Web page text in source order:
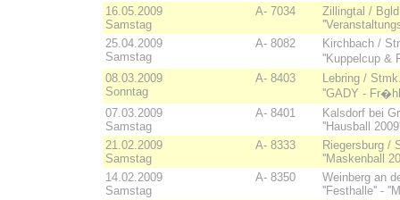
16.05.2009
Samstag
A- 7034
Zillingtal /
25.04.2009
Samstag
A- 8082
Kirchbach /
''Kuppelcup &
08.03.2009
Sonntag
A- 8403
Lebring /
''GADY -
07.03.2009
Samstag
A- 8401
Kalsdorf bei
''Hausball
21.02.2009
Samstag
A- 8333
Riegersburg /
''Maskenball
14.02.2009
Samstag
A- 8350
Weinberg an
''Festhalle'' -